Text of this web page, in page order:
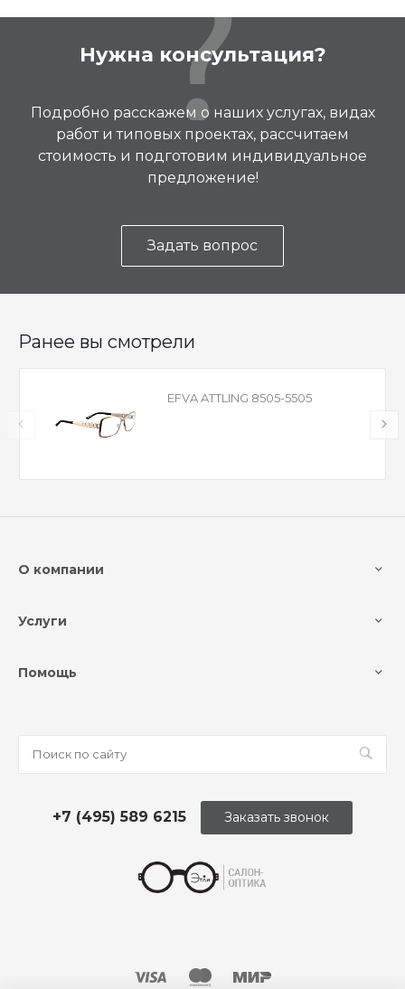
Нужна консультация?
Подробно расскажем о наших услугах, видах
работ и типовых проектах, рассчитаем
стоимость и подготовим индивидуальное
предложение!
Задать вопрос
Ранее вы смотрели
EFVA ATTLING 8505-5505
О компании
Услуги
Помощь
+7 (495) 589 6215 Заказать звонок